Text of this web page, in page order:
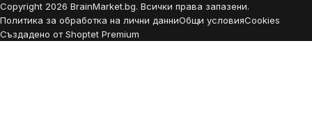
Copyright 2026 BrainMarket.bg. Всички права запазени.
Политика за обработка на лични данниОбщи условияCookies
Създадено от Shoptet Premium